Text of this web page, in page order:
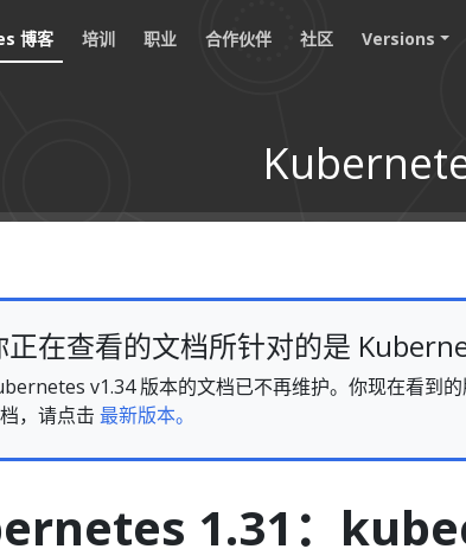
博客 培训 职业 合作伙伴 社区 Versions
正在查看的文档所针对的是
v1.34 版本的文档已不再维护。你现在看到
，请点击 最新版本。
1.31：